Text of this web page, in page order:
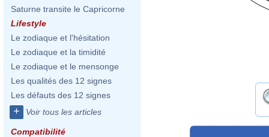
Saturne transite le Capricorne
Lifestyle
Le zodiaque et l'hésitation
Le zodiaque et la timidité
Le zodiaque et le mensonge
Les qualités des 12 signes
Les défauts des 12 signes
+ Voir tous les articles
Compatibilité